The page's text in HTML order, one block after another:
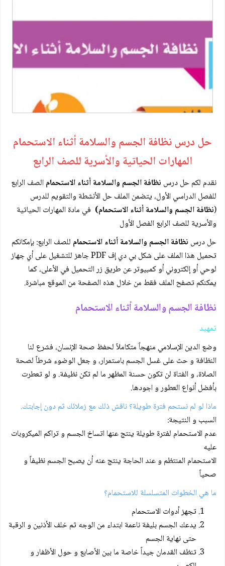
حل درس نظافة الجسم والسلامة أثناء الاستحمام
المهارات الحياتية والأسرية للصف الرابع
نقدم لكم حل درس نظافة الجسم والسلامة أثناء الاستحمام الصف الرابع
للفصل الدراسي الأول، يتضمن الملف حل الأنشطة والتقويم للدرس
(نظافة الجسم والسلامة أثناء الاستحمام) في مادة المهارات الحياتية
والأسرية للصف الرابع الفصل الأول
حل درس نظافة الجسم والسلامة أثناء الاستحمام للصف الرابع: بإمكانكم
تحميل هذا الملف على شكل بي دي إف PDF جاهز للتشغيل على أي جهاز
لوحي أو إلكتروني أو كمبيوتر عن طريق زر التحميل في الأعلى، كما
يمكنكم تصفح الملف فقط من خلال هذه الصفحة من الموقع مباشرة.
نظافة الجسم والسلامة أثناء الاستحمام
تمهيد
وضع الدين الإسلامي منهجاً متكاملاً لحفظ صحة الإنسان، فشرع لنا
النظافة و حث على غسل الجسم باستمرار، و جعل الوضوء شرطاً لصحة
الصلاة، و الفتاة لن تكون حسنة المظهر ما لم تكن نظيفة. و لو تعطرت
بأفضل أنواع العطور و اجودها.
ماذا لو لم نستحم فترة طويلة؟ ناقش ذلك مع زملائك ثم دون إجابتك.
السبب و النتيجة:
عدم الاستحمام لفترة طويلة ينتج عنها اتساخ الجسم و تراكم الميكروبات
عليه
الاستحمام المنتظم و عند الحاجة ينتج عنه أن يصبح الجسم نظيفاً و
صحياً
ما هي الخطوات المتسلسلة للاستحمام؟
تجهز أدوات الاستحمام
يدعك الجسم بليفة ناعمة ابتداء من الوجه ثم خلف الأذنين و الرقبة
حتى نهاية الجسم
تنظف القدمان جيداً خاصة ما بين الأصابع و حول الأظفار و